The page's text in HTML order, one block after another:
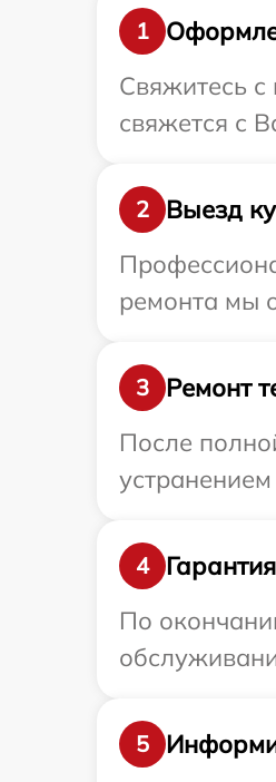
1
Свяжитесь с
свяжется с
2
Выезд
ремонта мы
3
Ремонт
После
4
Гарантия
По
5